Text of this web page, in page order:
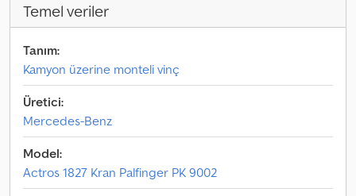
Temel veriler
Tanım:
Kamyon üzerine monteli vinç
Üretici:
Mercedes-Benz
Model:
Actros 1827 Kran Palfinger PK 9002